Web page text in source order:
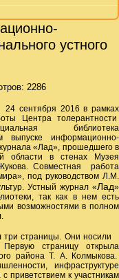
устного
2286
24 сентября 2016 в рамках
Центра толерантности
библиотека
информационно-
«Лад», прошедшего в
области в стенах Музея
Совместная работа
под руководством Л.М.
Устный журнал «Лад»
так как в нем есть
возможностями в полном
три страницы. Они носили
Первую страницу открыла
района Т. А. Колмыкова.
инфраструктуре
приветствием к участникам